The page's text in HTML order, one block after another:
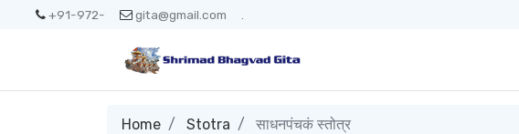
+91-972- gita@gmail.com
Home Stotra साधनपंचकं स्तोत्र